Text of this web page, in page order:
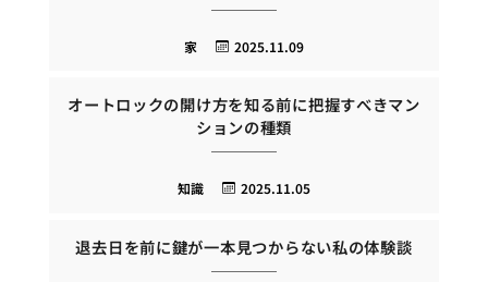
2025.11.09
家
オートロックの開け方を知る前に把握すべきマン
ションの種類
2025.11.05
知識
退去日を前に鍵が一本見つからない私の体験談